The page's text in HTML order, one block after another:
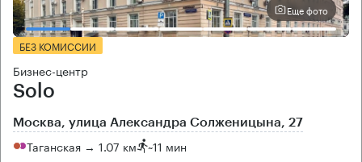
Еще фото
БЕЗ КОМИССИИ
Бизнес-центр
Solo
Москва, улица Александра Солженицына, 27
Таганская → 1.07 км ~11 мин